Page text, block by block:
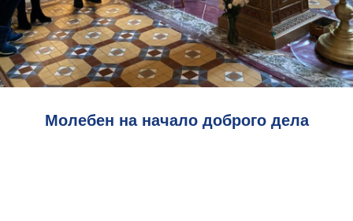
Молебен на начало доброго дела